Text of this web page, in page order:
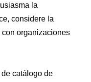
la
considere la
organizaciones
catálogo de